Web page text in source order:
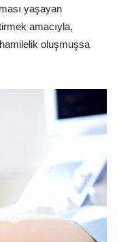
yaşayan
amacıyla,
oluşmuşsa